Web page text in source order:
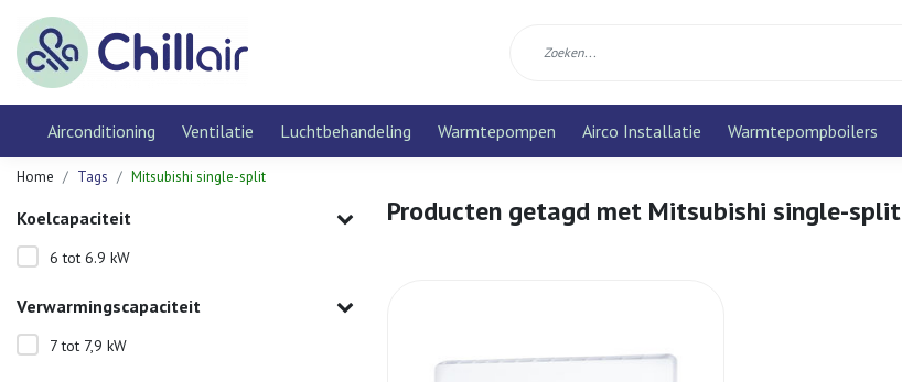
Airconditioning Ventilatie Luchtbehandeling Warmtepompen Airco Installatie Warmtepompboilers
Home Tags Mitsubishi single-split
Koelcapaciteit
6 tot 6.9 kW
Verwarmingscapaciteit
7 tot 7,9 kW
Producten getagd met Mitsubishi single-split